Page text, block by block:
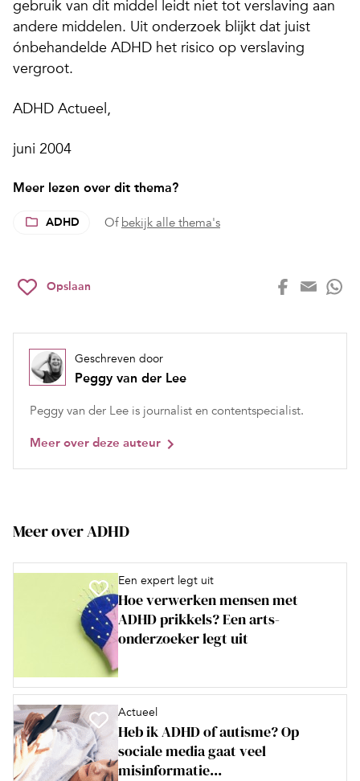
gebruik van dit middel leidt niet tot verslaving aan
andere middelen. Uit onderzoek blijkt dat juist
ónbehandelde ADHD het risico op verslaving
vergroot.
ADHD Actueel,
juni 2004
Meer lezen over dit thema?
ADHD Of bekijk alle thema's
Opslaan
Geschreven door
Peggy van der Lee
Peggy van der Lee is journalist en contentspecialist.
Meer over deze auteur
Meer over ADHD
Een expert legt uit
Hoe verwerken mensen met
ADHD prikkels? Een arts-
onderzoeker legt uit
Actueel
Heb ik ADHD of autisme? Op
sociale media gaat veel
misinformatie...